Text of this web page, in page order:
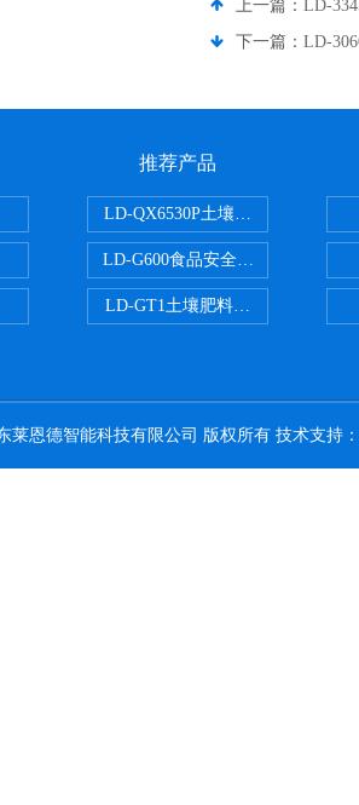
上一篇： LD-
下一篇： LD-
推荐产品
LD-QX6530P土壤氧化还原电位检
LD-G600食品安全检测仪
LD-GT1土壤肥料养分检测仪
莱恩德智能科技有限公司 版权所有 技术支持：